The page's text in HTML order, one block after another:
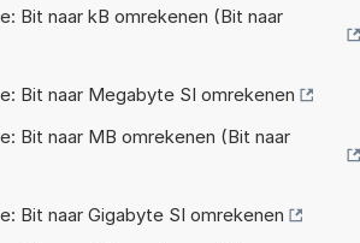
Bit naar kB omrekenen (Bit naar
Bit naar Megabyte SI omrekenen
Bit naar MB omrekenen (Bit naar
Bit naar Gigabyte SI omrekenen